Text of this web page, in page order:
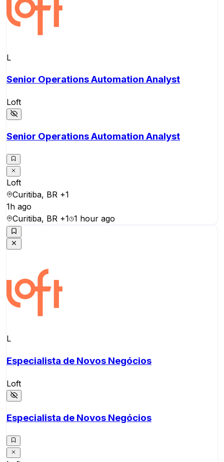
L
Senior Operations Automation Analyst
Loft
Senior Operations Automation Analyst
Loft
Curitiba, BR +1
1h ago
Curitiba, BR +1 1 hour ago
L
Especialista de Novos Negócios
Loft
Especialista de Novos Negócios